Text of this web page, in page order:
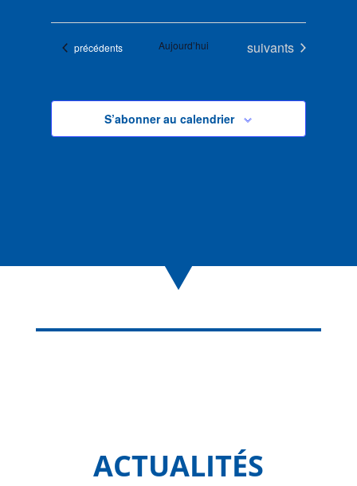
Évènements
précédents Aujourd’hui Évènements
suivants
S’abonner au calendrier
ACTUALITÉS